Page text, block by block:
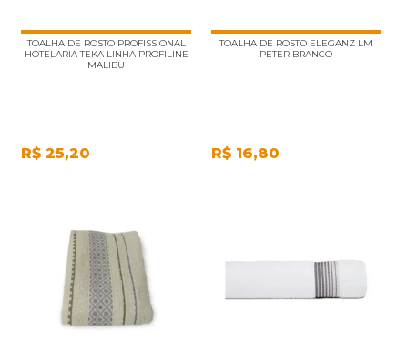
TOALHA DE ROSTO PROFISSIONAL
HOTELARIA TEKA LINHA PROFILINE
MALIBU
R$ 25,20
TOALHA DE ROSTO ELEGANZ LM
PETER BRANCO
R$ 16,80